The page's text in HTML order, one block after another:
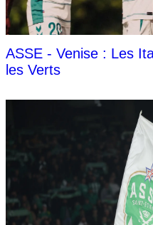
ASSE - Venise : Les
les Verts